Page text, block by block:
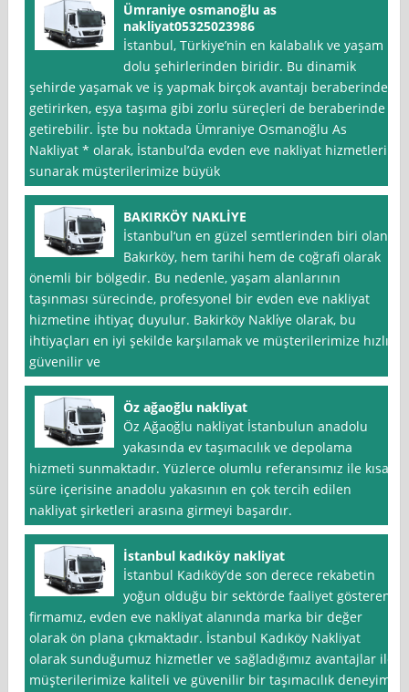
Ümraniye osmanoğlu as
nakliyat05325023986
İstanbul, Türkiye’nin en kalabalık ve yaşam
dolu şehirlerinden biridir. Bu dinamik
şehirde yaşamak ve iş yapmak birçok avantajı beraberinde
getirirken, eşya taşıma gibi zorlu süreçleri de beraberinde
getirebilir. İşte bu noktada Ümraniye Osmanoğlu As
Nakliyat * olarak, İstanbul’da evden eve nakliyat hizmetleri
sunarak müşterilerimize büyük
BAKIRKÖY NAKLİYE
İstanbul‘un en güzel semtlerinden biri olan
Bakırköy, hem tarihi hem de coğrafi olarak
önemli bir bölgedir. Bu nedenle, yaşam alanlarının
taşınması sürecinde, profesyonel bir evden eve nakliyat
hizmetine ihtiyaç duyulur. Bakirköy Nakli̇ye olarak, bu
ihtiyaçları en iyi şekilde karşılamak ve müşterilerimize hızlı,
güvenilir ve
Öz ağaoğlu nakliyat
Öz Ağaoğlu nakliyat İstanbulun anadolu
yakasında ev taşımacılık ve depolama
hizmeti sunmaktadır. Yüzlerce olumlu referansımız ile kısa
süre içerisine anadolu yakasının en çok tercih edilen
nakliyat şirketleri arasına girmeyi başardır.
İstanbul kadıköy nakliyat
İstanbul Kadıköy’de son derece rekabetin
yoğun olduğu bir sektörde faaliyet gösteren
firmamız, evden eve nakliyat alanında marka bir değer
olarak ön plana çıkmaktadır. İstanbul Kadıköy Nakliyat
olarak sunduğumuz hizmetler ve sağladığımız avantajlar ile
müşterilerimize kaliteli ve güvenilir bir taşımacılık deneyimi